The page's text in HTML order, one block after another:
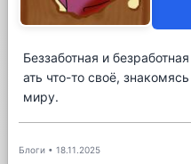
Беззаботная и
ать что-то своё,
миру.
Блоги • 18.11.2025